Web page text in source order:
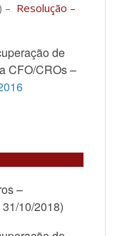
– Resolução –
de
CFO/CROs –
–
31/10/2018)